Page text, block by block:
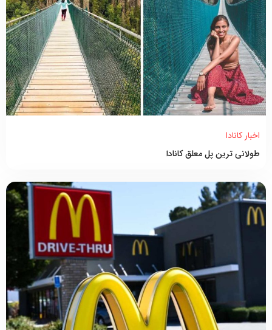
اخبار کانادا
طولانی ترین پل معلق کانادا